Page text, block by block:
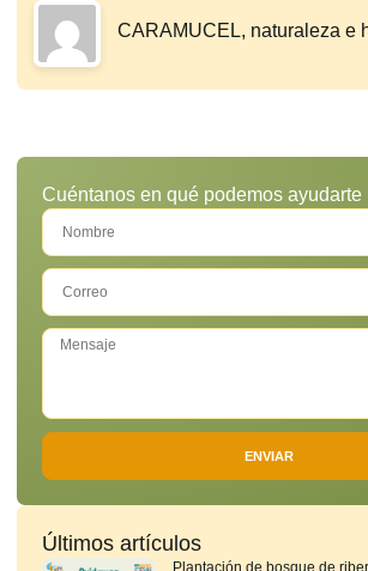
CARAMUCEL, naturaleza e
Cuéntanos en qué podemos ayudarte
ENVIAR
Últimos artículos